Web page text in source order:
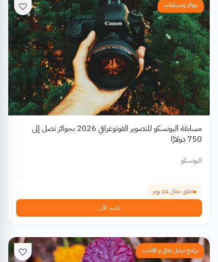
جوائز ومسابقات
مسابقة اليونسكو للتصوير الفوتوغرافي 2026 بجوائز تصل إلى
750 دولارًا
اليونسكو
تغلق خلال 24 يوم
تقدم الآن
برامج تبادل ثقافي و اقامات